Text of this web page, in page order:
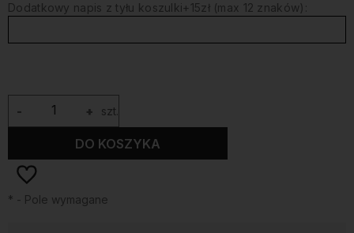
Dodatkowy napis z tyłu koszulki+15zł (max 12 znaków):
+
- szt.
DO KOSZYKA
* - Pole wymagane